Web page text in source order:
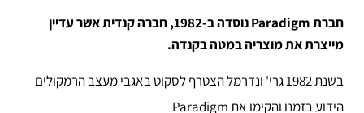
חברת Paradigm נוסדה ב-1982, חברה קנדית אשר עדיין
מייצרת את מוצריה במטה בקנדה.
בשנת 1982 גרי' ונדרמל הצטרף לסקוט באגבי מעצב הרמקולים
הידוע בזמנו והקימו את Paradigm